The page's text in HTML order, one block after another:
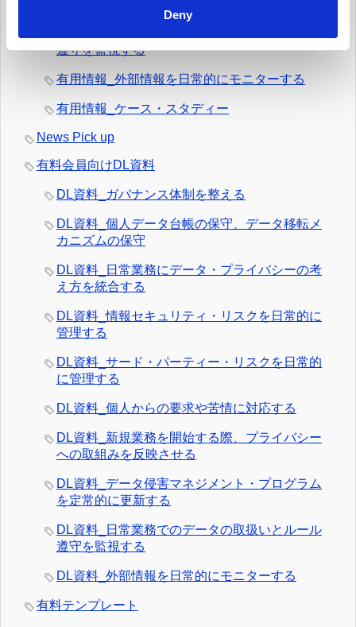
Deny
遵守を監視する
有用情報_外部情報を日常的にモニターする
有用情報_ケース・スタディー
News Pick up
有料会員向けDL資料
DL資料_ガバナンス体制を整える
DL資料_個人データ台帳の保守、データ移転メ
カニズムの保守
DL資料_日常業務にデータ・プライバシーの考
え方を統合する
DL資料_情報セキュリティ・リスクを日常的に
管理する
DL資料_サード・パーティー・リスクを日常的
に管理する
DL資料_個人からの要求や苦情に対応する
DL資料_新規業務を開始する際、プライバシー
への取組みを反映させる
DL資料_データ侵害マネジメント・プログラム
を定常的に更新する
DL資料_日常業務でのデータの取扱いとルール
遵守を監視する
DL資料_外部情報を日常的にモニターする
有料テンプレート